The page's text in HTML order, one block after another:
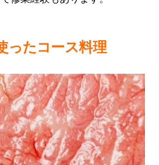
ったコース料理